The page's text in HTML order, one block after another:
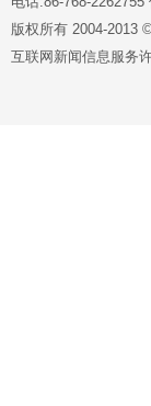
版权所有 2004-2013
互联网新闻信息服务